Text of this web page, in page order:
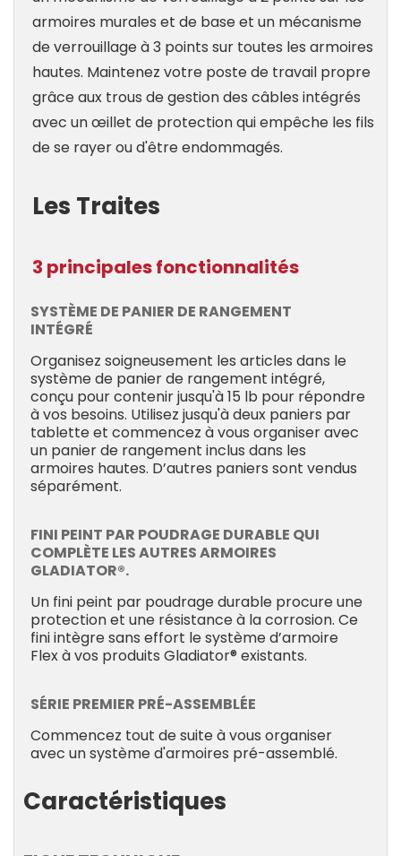
armoires murales et de base et un mécanisme
de verrouillage à 3 points sur toutes les armoires
hautes. Maintenez votre poste de travail propre
grâce aux trous de gestion des câbles intégrés
avec un œillet de protection qui empêche les fils
de se rayer ou d'être endommagés.
Les Traites
3 principales fonctionnalités
SYSTÈME DE PANIER DE RANGEMENT
INTÉGRÉ
Organisez soigneusement les articles dans le
système de panier de rangement intégré,
conçu pour contenir jusqu'à 15 lb pour répondre
à vos besoins. Utilisez jusqu'à deux paniers par
tablette et commencez à vous organiser avec
un panier de rangement inclus dans les
armoires hautes. D’autres paniers sont vendus
séparément.
FINI PEINT PAR POUDRAGE DURABLE QUI
COMPLÈTE LES AUTRES ARMOIRES
GLADIATOR®.
Un fini peint par poudrage durable procure une
protection et une résistance à la corrosion. Ce
fini intègre sans effort le système d’armoire
Flex à vos produits Gladiator® existants.
SÉRIE PREMIER PRÉ-ASSEMBLÉE
Commencez tout de suite à vous organiser
avec un système d'armoires pré-assemblé.
Caractéristiques